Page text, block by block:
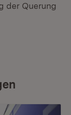
der Querung